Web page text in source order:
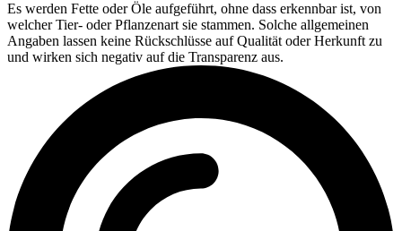
Es werden Fette oder Öle aufgeführt, ohne dass erkennbar ist, von
welcher Tier- oder Pflanzenart sie stammen. Solche allgemeinen
Angaben lassen keine Rückschlüsse auf Qualität oder Herkunft zu
und wirken sich negativ auf die Transparenz aus.